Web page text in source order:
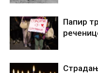
Папир